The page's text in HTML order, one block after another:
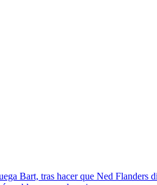
Bart, tras hacer que Ned Flanders